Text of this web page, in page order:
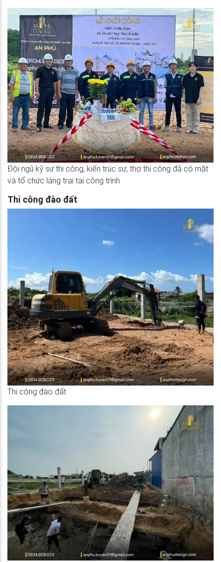
Đội ngũ kỹ sư thi công, kiến trúc sư, thợ thi công đã có mặt
và tổ chức láng trại tại công trình
Thi công đào đất
Thi công đào đất